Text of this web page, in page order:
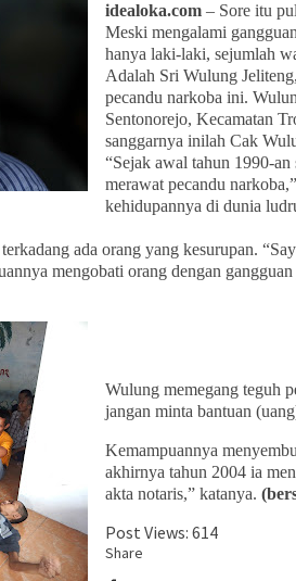
idealoka.com – Sore itu
Meski mengalami
hanya laki-laki, sejumlah
Adalah Sri Wulung
pecandu narkoba ini.
Sentonorejo, Kecamatan
sanggarnya inilah Cak
“Sejak awal tahun 1990-
merawat pecandu
kehidupannya di dunia
ada orang yang kesurupan.
mengobati orang dengan
Wulung memegang teguh
jangan minta bantuan
Kemampuannya
akhirnya tahun 2004 ia
akta notaris,” katanya.
Post Views: 614
Share